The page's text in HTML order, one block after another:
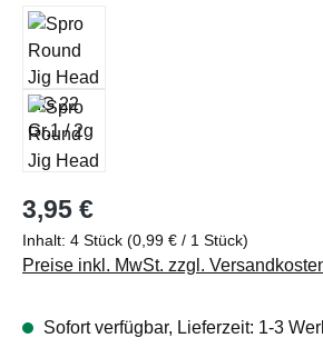
Regulärer Preis:
3,95 €
Inhalt: 4 Stück (0,99 € / 1 Stück)
Preise inkl. MwSt. zzgl.
Sofort verfügbar, Lieferzeit: 1-3